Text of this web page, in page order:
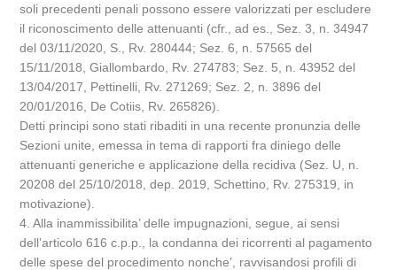
soli precedenti penali possono essere valorizzati per escludere
il riconoscimento delle attenuanti (cfr., ad es., Sez. 3, n. 34947
del 03/11/2020, S., Rv. 280444; Sez. 6, n. 57565 del
15/11/2018, Giallombardo, Rv. 274783; Sez. 5, n. 43952 del
13/04/2017, Pettinelli, Rv. 271269; Sez. 2, n. 3896 del
20/01/2016, De Cotiis, Rv. 265826).
Detti principi sono stati ribaditi in una recente pronunzia delle
Sezioni unite, emessa in tema di rapporti fra diniego delle
attenuanti generiche e applicazione della recidiva (Sez. U, n.
20208 del 25/10/2018, dep. 2019, Schettino, Rv. 275319, in
motivazione).
4. Alla inammissibilita’ delle impugnazioni, segue, ai sensi
dell’articolo 616 c.p.p., la condanna dei ricorrenti al pagamento
delle spese del procedimento nonche’, ravvisandosi profili di